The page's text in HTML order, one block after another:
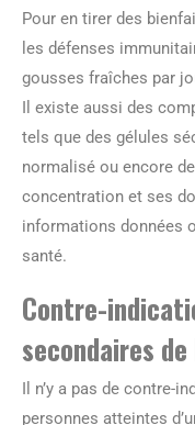
Pour en tirer des
les défenses
gousses fraîches par
Il existe aussi des
tels que des gélules
normalisé ou encore
concentration et ses
informations données
santé.
Contre-
secondaires de
Il n’y a pas de contre-
personnes atteintes